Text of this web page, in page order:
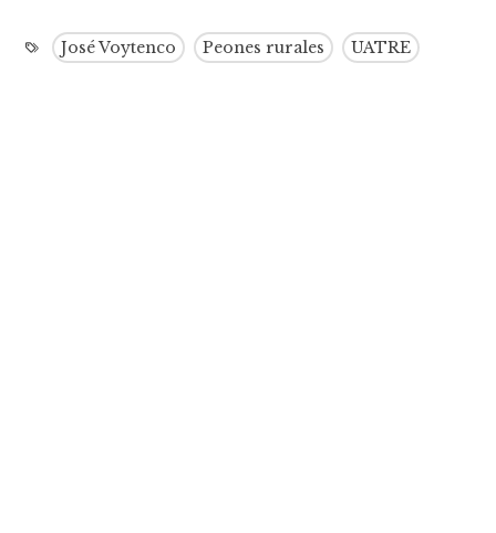
José Voytenco Peones rurales UATRE